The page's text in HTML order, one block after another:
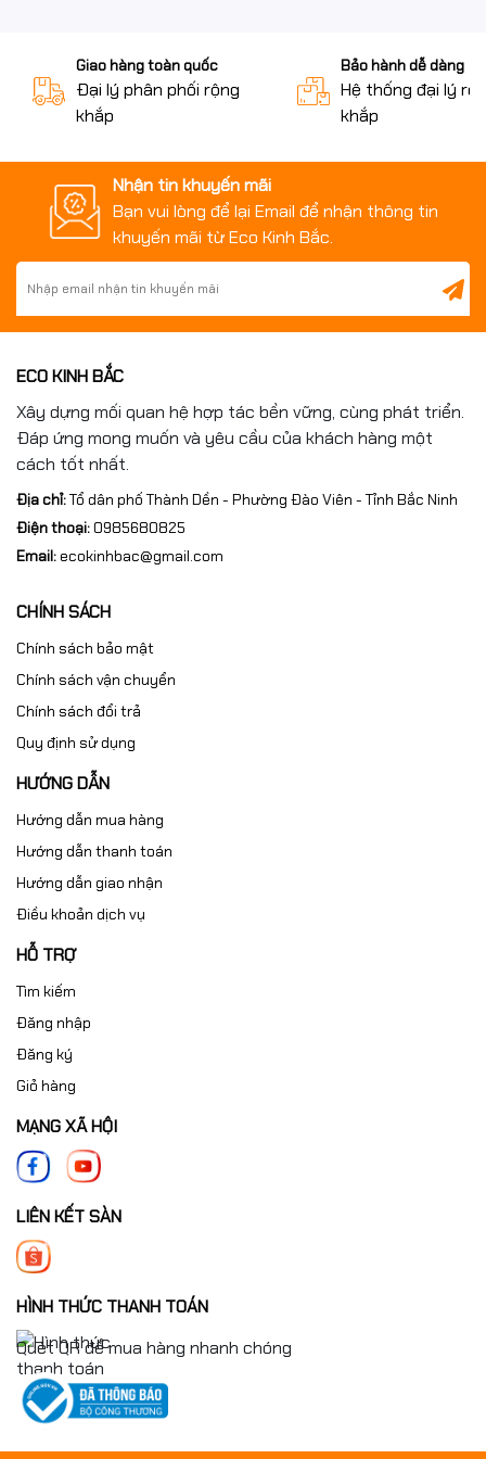
Hotline: 0979.484.032
Chi nhánh Thái Nguyên: SN 02 tổ 60 phường Phan Đình
Phùng, Tỉnh Thái Nguyên
Chi nhánh HCM: 208/3- Nguyễn Thị Lắng - Củ Chi –
Thành phố Hồ Chí Minh
Hotline: 0967.314.578
Giao hàng toàn quốc
Đại lý phân phối rộng
khắp
Bảo hành dễ dàng
Hệ thống đại lý
khắp
Nhận tin khuyến mãi
Bạn vui lòng để lại Email để nhận thông tin
khuyến mãi từ Eco Kinh Bắc.
ECO KINH BẮC
Xây dựng mối quan hệ hợp tác bền vững, cùng phát triển.
Đáp ứng mong muốn và yêu cầu của khách hàng một
cách tốt nhất.
Địa chỉ:Tổ dân phố Thành Dền - Phường Đào Viên - Tỉnh Bắc Ninh
Điện thoại:0985680825
Email:ecokinhbac@gmail.com
CHÍNH SÁCH
Chính sách bảo mật
Chính sách vận chuyển
Chính sách đổi trả
Quy định sử dụng
HƯỚNG DẪN
Hướng dẫn mua hàng
Hướng dẫn thanh toán
Hướng dẫn giao nhận
Điều khoản dịch vụ
HỖ TRỢ
Tìm kiếm
Đăng nhập
Đăng ký
Giỏ hàng
MẠNG XÃ HỘI
LIÊN KẾT SÀN
HÌNH THỨC THANH TOÁN
Quét QR để mua hàng nhanh chóng